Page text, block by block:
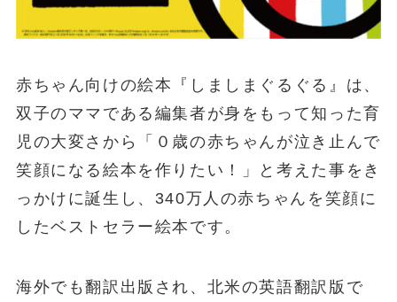
赤ちゃん向けの絵本『しましまぐるぐる』は、
双子のママである編集者が身をもって知った育
児の大変さから「０歳の赤ちゃんが泣き止んで
笑顔になる絵本を作りたい！」と考えた事をき
っかけに誕生し、340万人の赤ちゃんを笑顔に
したベストセラー絵本です。
海外でも翻訳出版され、北米の英語翻訳版で